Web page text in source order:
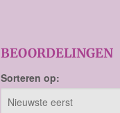
BEOORDELINGEN
Sorteren op: